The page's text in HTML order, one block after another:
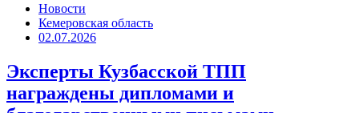
Новости
Кемеровская область
02.07.2026
Эксперты Кузбасской ТПП
награждены дипломами и